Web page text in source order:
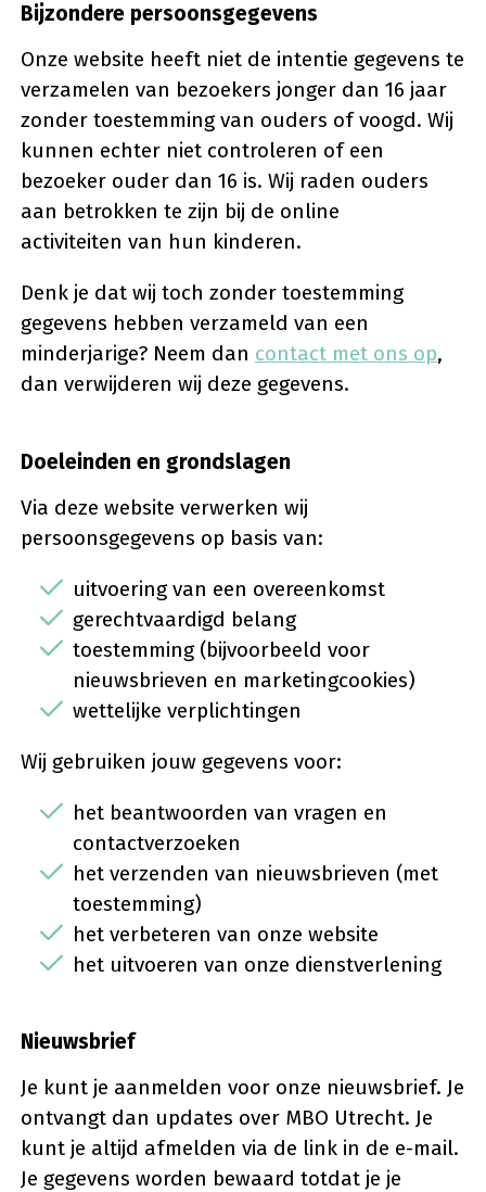
Bijzondere persoonsgegevens
Onze website heeft niet de intentie gegevens te
verzamelen van bezoekers jonger dan 16 jaar
zonder toestemming van ouders of voogd. Wij
kunnen echter niet controleren of een
bezoeker ouder dan 16 is. Wij raden ouders
aan betrokken te zijn bij de online
activiteiten van hun kinderen.
Denk je dat wij toch zonder toestemming
gegevens hebben verzameld van een
minderjarige? Neem dan contact met ons op,
dan verwijderen wij deze gegevens.
Doeleinden en grondslagen
Via deze website verwerken wij
persoonsgegevens op basis van:
uitvoering van een overeenkomst
gerechtvaardigd belang
toestemming (bijvoorbeeld voor
nieuwsbrieven en marketingcookies)
wettelijke verplichtingen
Wij gebruiken jouw gegevens voor:
het beantwoorden van vragen en
contactverzoeken
het verzenden van nieuwsbrieven (met
toestemming)
het verbeteren van onze website
het uitvoeren van onze dienstverlening
Nieuwsbrief
Je kunt je aanmelden voor onze nieuwsbrief. Je
ontvangt dan updates over MBO Utrecht. Je
kunt je altijd afmelden via de link in de e-mail.
Je gegevens worden bewaard totdat je je